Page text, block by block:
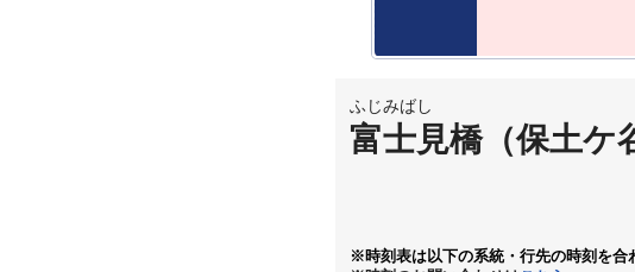
ふじみばし
富士見橋（保土
※時刻表は以下の系統・行先の時刻を合